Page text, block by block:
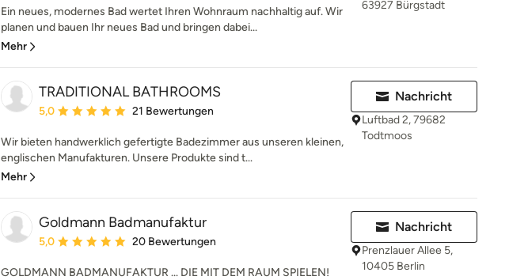
Ein neues, modernes Bad wertet Ihren Wohnraum nachhaltig auf. Wir
planen und bauen Ihr neues Bad und bringen dabei...
Mehr
63927 Bürgstadt
TRADITIONAL BATHROOMS
Durchschnittliche Bewertung: 5 von 5 Sternen
5,0 21 Bewertungen
Wir bieten handwerklich gefertigte Badezimmer aus unseren kleinen,
englischen Manufakturen. Unsere Produkte sind t...
Mehr
Nachricht
Luftbad 2, 79682
Todtmoos
Goldmann Badmanufaktur
Durchschnittliche Bewertung: 5 von 5 Sternen
5,0 20 Bewertungen
GOLDMANN BADMANUFAKTUR ... DIE MIT DEM RAUM SPIELEN!
Nachricht
Prenzlauer Allee 5,
10405 Berlin